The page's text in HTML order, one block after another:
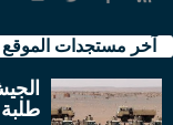
آخر مستجدات الموقع